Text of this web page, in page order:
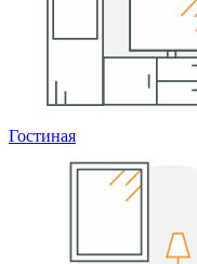
Гостиная